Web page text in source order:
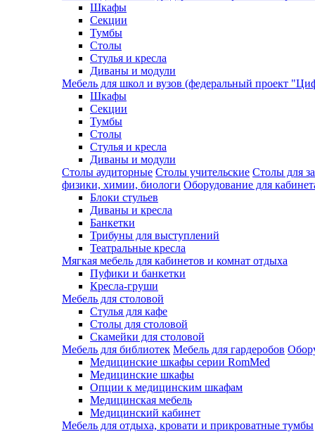
Шкафы
Секции
Тумбы
Столы
Стулья и кресла
Диваны и модули
Мебель для школ и вузов (федеральный проект
Шкафы
Секции
Тумбы
Столы
Стулья и кресла
Диваны и модули
Столы аудиторные Столы учительские Столы для
физики, химии, биологи Оборудование для
Блоки стульев
Диваны и кресла
Банкетки
Трибуны для выступлений
Театральные кресла
Мягкая мебель для кабинетов и комнат отдыха
Пуфики и банкетки
Кресла-груши
Мебель для столовой
Cтулья для кафе
Cтолы для столовой
Скамейки для столовой
Мебель для библиотек Мебель для гардеробов
Медицинские шкафы серии RomMed
Медицинские шкафы
Опции к медицинским шкафам
Медицинская мебель
Медицинский кабинет
Мебель для отдыха, кровати и прикроватные тумбы